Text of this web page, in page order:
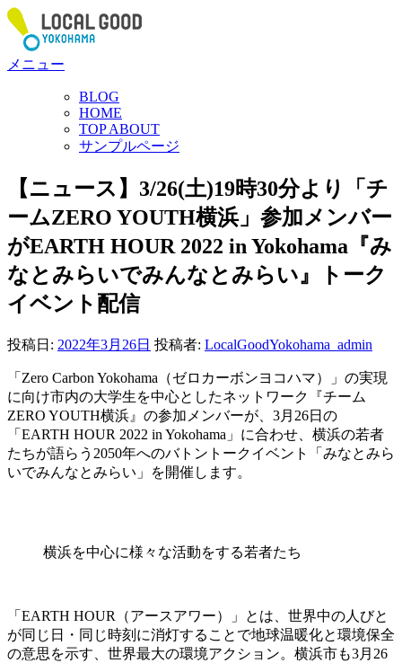
コ
ン
ン
メニュー
BLOG
HOME
TOP ABOUT
サンプルページ
【ニュース】3/26(土)19時30分より「チ
ームZERO YOUTH横浜」参加メンバー
がEARTH HOUR 2022 in Yokohama『み
なとみらいでみんなとみらい』トーク
イベント配信
投稿日: 2022年3月26日 投稿者: LocalGoodYokohama_admin
「Zero Carbon Yokohama（ゼロカーボンヨコハマ）」の実現
に向け市内の大学生を中心としたネットワーク『チーム
ZERO YOUTH横浜』の参加メンバーが、3月26日の
「EARTH HOUR 2022 in Yokohama」に合わせ、横浜の若者
たちが語らう2050年へのバトントークイベント「みなとみら
いでみんなとみらい」を開催します。
横浜を中心に様々な活動をする若者たち
「EARTH HOUR（アースアワー）」とは、世界中の人びと
が同じ日・同じ時刻に消灯することで地球温暖化と環境保全
の意思を示す、世界最大の環境アクション。横浜市も3月26